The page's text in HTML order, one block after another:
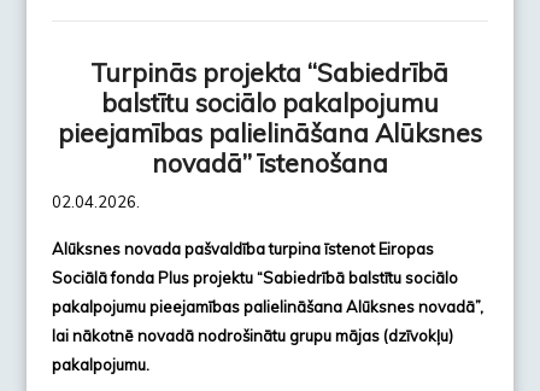
Turpinās projekta “Sabiedrībā
balstītu sociālo pakalpojumu
pieejamības palielināšana Alūksnes
novadā” īstenošana
02.04.2026.
Alūksnes novada pašvaldība turpina īstenot Eiropas
Sociālā fonda Plus projektu “Sabiedrībā balstītu sociālo
pakalpojumu pieejamības palielināšana Alūksnes novadā”,
lai nākotnē novadā nodrošinātu grupu mājas (dzīvokļu)
pakalpojumu.